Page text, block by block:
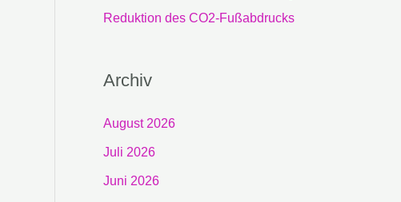
Reduktion des CO2-Fußabdrucks
Archiv
August 2026
Juli 2026
Juni 2026